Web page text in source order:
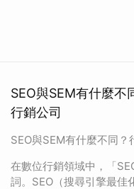
SEO與SEM有什麼
行銷公司
SEO與SEM有什麼不同
在數位行銷領域中，「
詞。SEO（搜尋引擎最佳